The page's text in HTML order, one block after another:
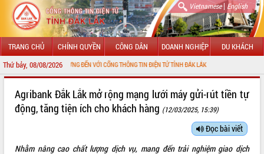
Vietnamese| English
TRANG CHỦ CHÍNH QUYỀN CÔNG DÂN DOANH NGHIỆP DU KHÁCH
Thứ bảy, 08/08/2026
CHÀO MỪNG ĐẾN VỚI CỔNG THÔNG TIN ĐIỆN TỬ TỈNH ĐẮK LẮK
LÃNH ĐẠO UBND TỈNH
Agribank Đắk Lắk mở rộng mạng lưới máy gửi-rút tiền tự
động, tăng tiện ích cho khách hàng (12/03/2025, 15:39)
Đọc bài viết
Nhằm nâng cao chất lượng dịch vụ, mang đến trải nghiệm giao dịch